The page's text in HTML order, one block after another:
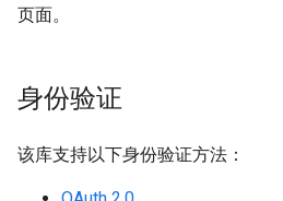
页面。
身份验证
该库支持以下身份验证方法：